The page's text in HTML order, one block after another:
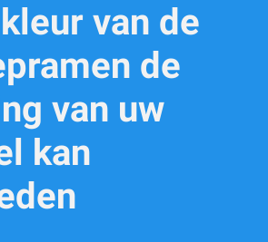
van de
de
van uw
kan